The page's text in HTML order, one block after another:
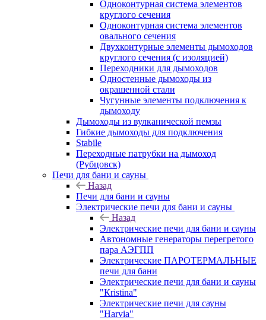
Одноконтурная система элементов
круглого сечения
Одноконтурная система элементов
овального сечения
Двухконтурные элементы дымоходов
круглого сечения (с изоляцией)
Переходники для дымоходов
Одностенные дымоходы из
окрашенной стали
Чугунные элементы подключения к
дымоходу
Дымоходы из вулканической пемзы
Гибкие дымоходы для подключения
Stabile
Переходные патрубки на дымоход
(Рубцовск)
Печи для бани и сауны
Назад
Печи для бани и сауны
Электрические печи для бани и сауны
Назад
Электрические печи для бани и сауны
Автономные генераторы перегретого
пара АЭГПП
Электрические ПАРОТЕРМАЛЬНЫЕ
печи для бани
Электрические печи для бани и сауны
"Кristina"
Электрические печи для сауны
"Harvia"